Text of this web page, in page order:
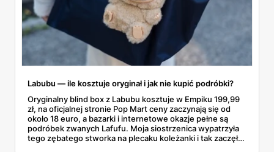
Labubu — ile kosztuje oryginał i jak nie kupić podróbki?
Oryginalny blind box z Labubu kosztuje w Empiku 199,99
zł, na oficjalnej stronie Pop Mart ceny zaczynają się od
około 18 euro, a bazarki i internetowe okazje pełne są
podróbek zwanych Lafufu. Moja siostrzenica wypatrzyła
tego zębatego stworka na plecaku koleżanki i tak zaczęło